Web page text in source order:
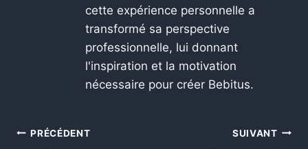
cette expérience personnelle a
transformé sa perspective
professionnelle, lui donnant
l'inspiration et la motivation
nécessaire pour créer Bebitus.
PRÉCÉDENT SUIVANT